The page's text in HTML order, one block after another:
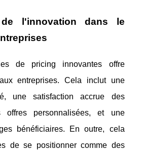
l'innovation dans le
de pricing innovantes offre
entreprises. Cela inclut une
une satisfaction accrue des
personnalisées, et une
bénéficiaires. En outre, cela
de se positionner comme des